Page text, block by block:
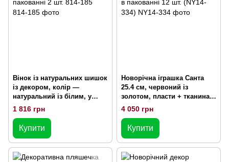
Вінок із натуральних шишок
із декором, колір —
натуральний із білим, у
пакованні 2 шт. 814-185
1 816 грн
Купити
Новорічна іграшка Санта
25.4 см, червоний із
золотом, пласти + тканина,
в пакованні 12 шт. (NY14-
4 050 грн
Купити